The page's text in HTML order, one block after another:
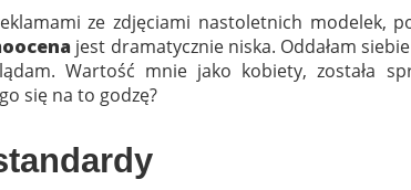
ze zdjęciami nastoletnich modelek,
jest dramatycznie niska. Oddałam
Wartość mnie jako kobiety, została
się na to godzę?